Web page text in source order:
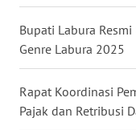
Bupati Labura
Genre Labura 2025
Rapat Koordinasi
Pajak dan Retribusi
WN
MALUKU
WN
MALUT